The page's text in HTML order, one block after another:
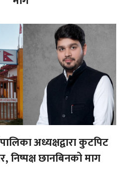
अध्यक्षद्वारा कुटपिट
निष्पक्ष छानबिनको माग